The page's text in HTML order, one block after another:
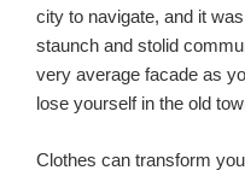
city to navigate, and it
staunch and stolid
very average facade as
lose yourself in the old
Clothes can transform